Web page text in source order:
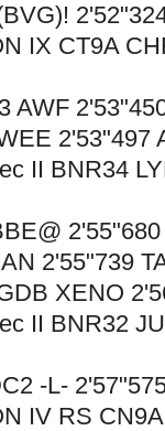
IX CT9A
2'53"497
II BNR34
2'55"739
XENO
II BNR32
-L-
IV RS